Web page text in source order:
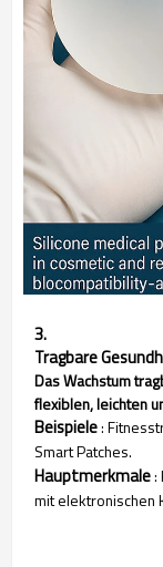
3.
Tragbare
Das Wachstum
flexiblen, leichten
Beispiele:
Smart Patches.
Hauptmerkmale:
mit elektronischen